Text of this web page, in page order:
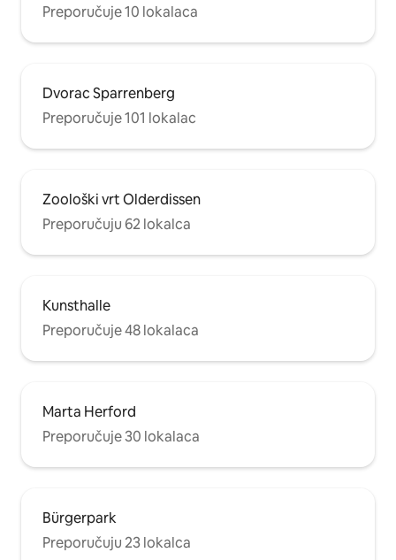
Preporučuje 10 lokalaca
Dvorac Sparrenberg
Preporučuje 101 lokalac
Zoološki vrt Olderdissen
Preporučuju 62 lokalca
Kunsthalle
Preporučuje 48 lokalaca
Marta Herford
Preporučuje 30 lokalaca
Bürgerpark
Preporučuju 23 lokalca